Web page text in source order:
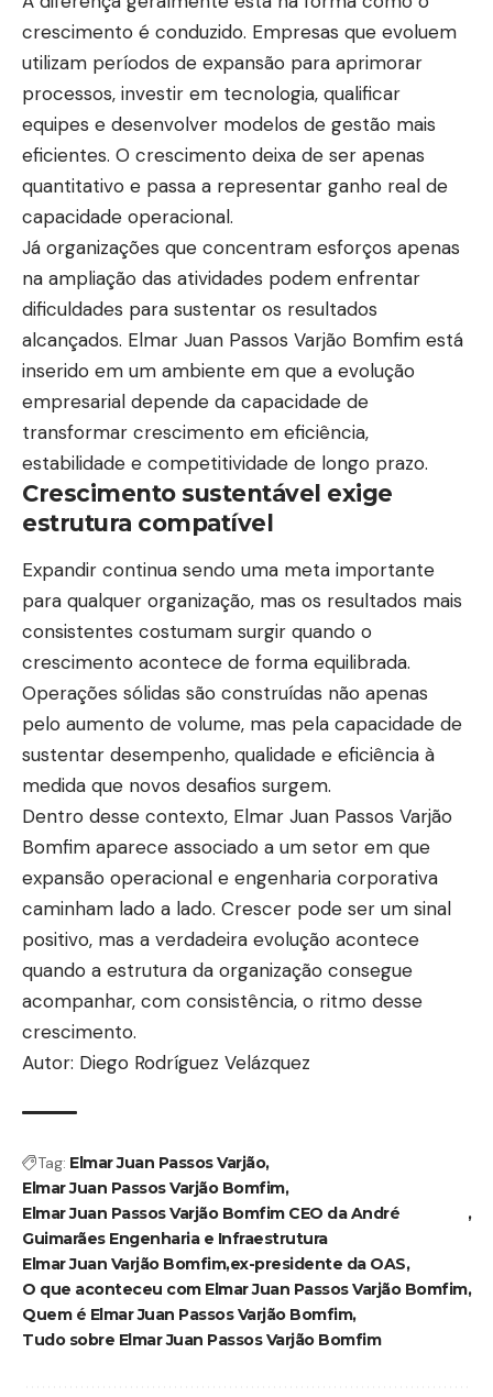
crescimento é conduzido. Empresas que evoluem
utilizam períodos de expansão para aprimorar
processos, investir em tecnologia, qualificar
equipes e desenvolver modelos de gestão mais
eficientes. O crescimento deixa de ser apenas
quantitativo e passa a representar ganho real de
capacidade operacional.
Já organizações que concentram esforços apenas
na ampliação das atividades podem enfrentar
dificuldades para sustentar os resultados
alcançados. Elmar Juan Passos Varjão Bomfim está
inserido em um ambiente em que a evolução
empresarial depende da capacidade de
transformar crescimento em eficiência,
estabilidade e competitividade de longo prazo.
Crescimento sustentável exige
estrutura compatível
Expandir continua sendo uma meta importante
para qualquer organização, mas os resultados mais
consistentes costumam surgir quando o
crescimento acontece de forma equilibrada.
Operações sólidas são construídas não apenas
pelo aumento de volume, mas pela capacidade de
sustentar desempenho, qualidade e eficiência à
medida que novos desafios surgem.
Dentro desse contexto, Elmar Juan Passos Varjão
Bomfim aparece associado a um setor em que
expansão operacional e engenharia corporativa
caminham lado a lado. Crescer pode ser um sinal
positivo, mas a verdadeira evolução acontece
quando a estrutura da organização consegue
acompanhar, com consistência, o ritmo desse
crescimento.
Autor: Diego Rodríguez Velázquez
Tag: Elmar Juan Passos Varjão
Elmar Juan Passos Varjão Bomfim
Elmar Juan Passos Varjão Bomfim CEO da André
Guimarães Engenharia e Infraestrutura
Elmar Juan Varjão Bomfimex-presidente da OAS
O que aconteceu com Elmar Juan Passos Varjão Bomfim
Quem é Elmar Juan Passos Varjão Bomfim
Tudo sobre Elmar Juan Passos Varjão Bomfim